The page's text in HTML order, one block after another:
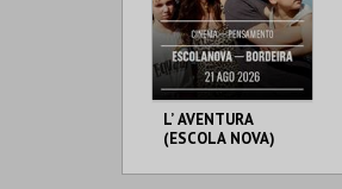
L’ AVENTURA
(ESCOLA NOVA)